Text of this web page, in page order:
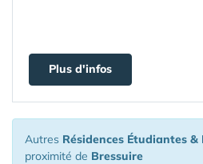
Plus d'infos
Autres Résidences Étudiantes
proximité de Bressuire